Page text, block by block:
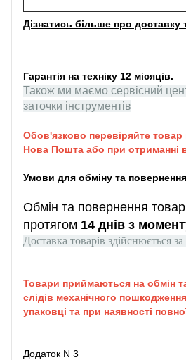
Дізнатись більше про доставку
Гарантія на техніку 12 місяців.
Також ми маємо сервісний
заточки інструментів
Обов'язково перевіряйте товар
Нова Пошта або при отриманні
Умови для обміну та
Обмін та повернення
протягом 14 днів з
Доставка товарів здійснюється
Товари приймаються на обмін
слідів механічного
упаковці та при наявності
Додаток N 3